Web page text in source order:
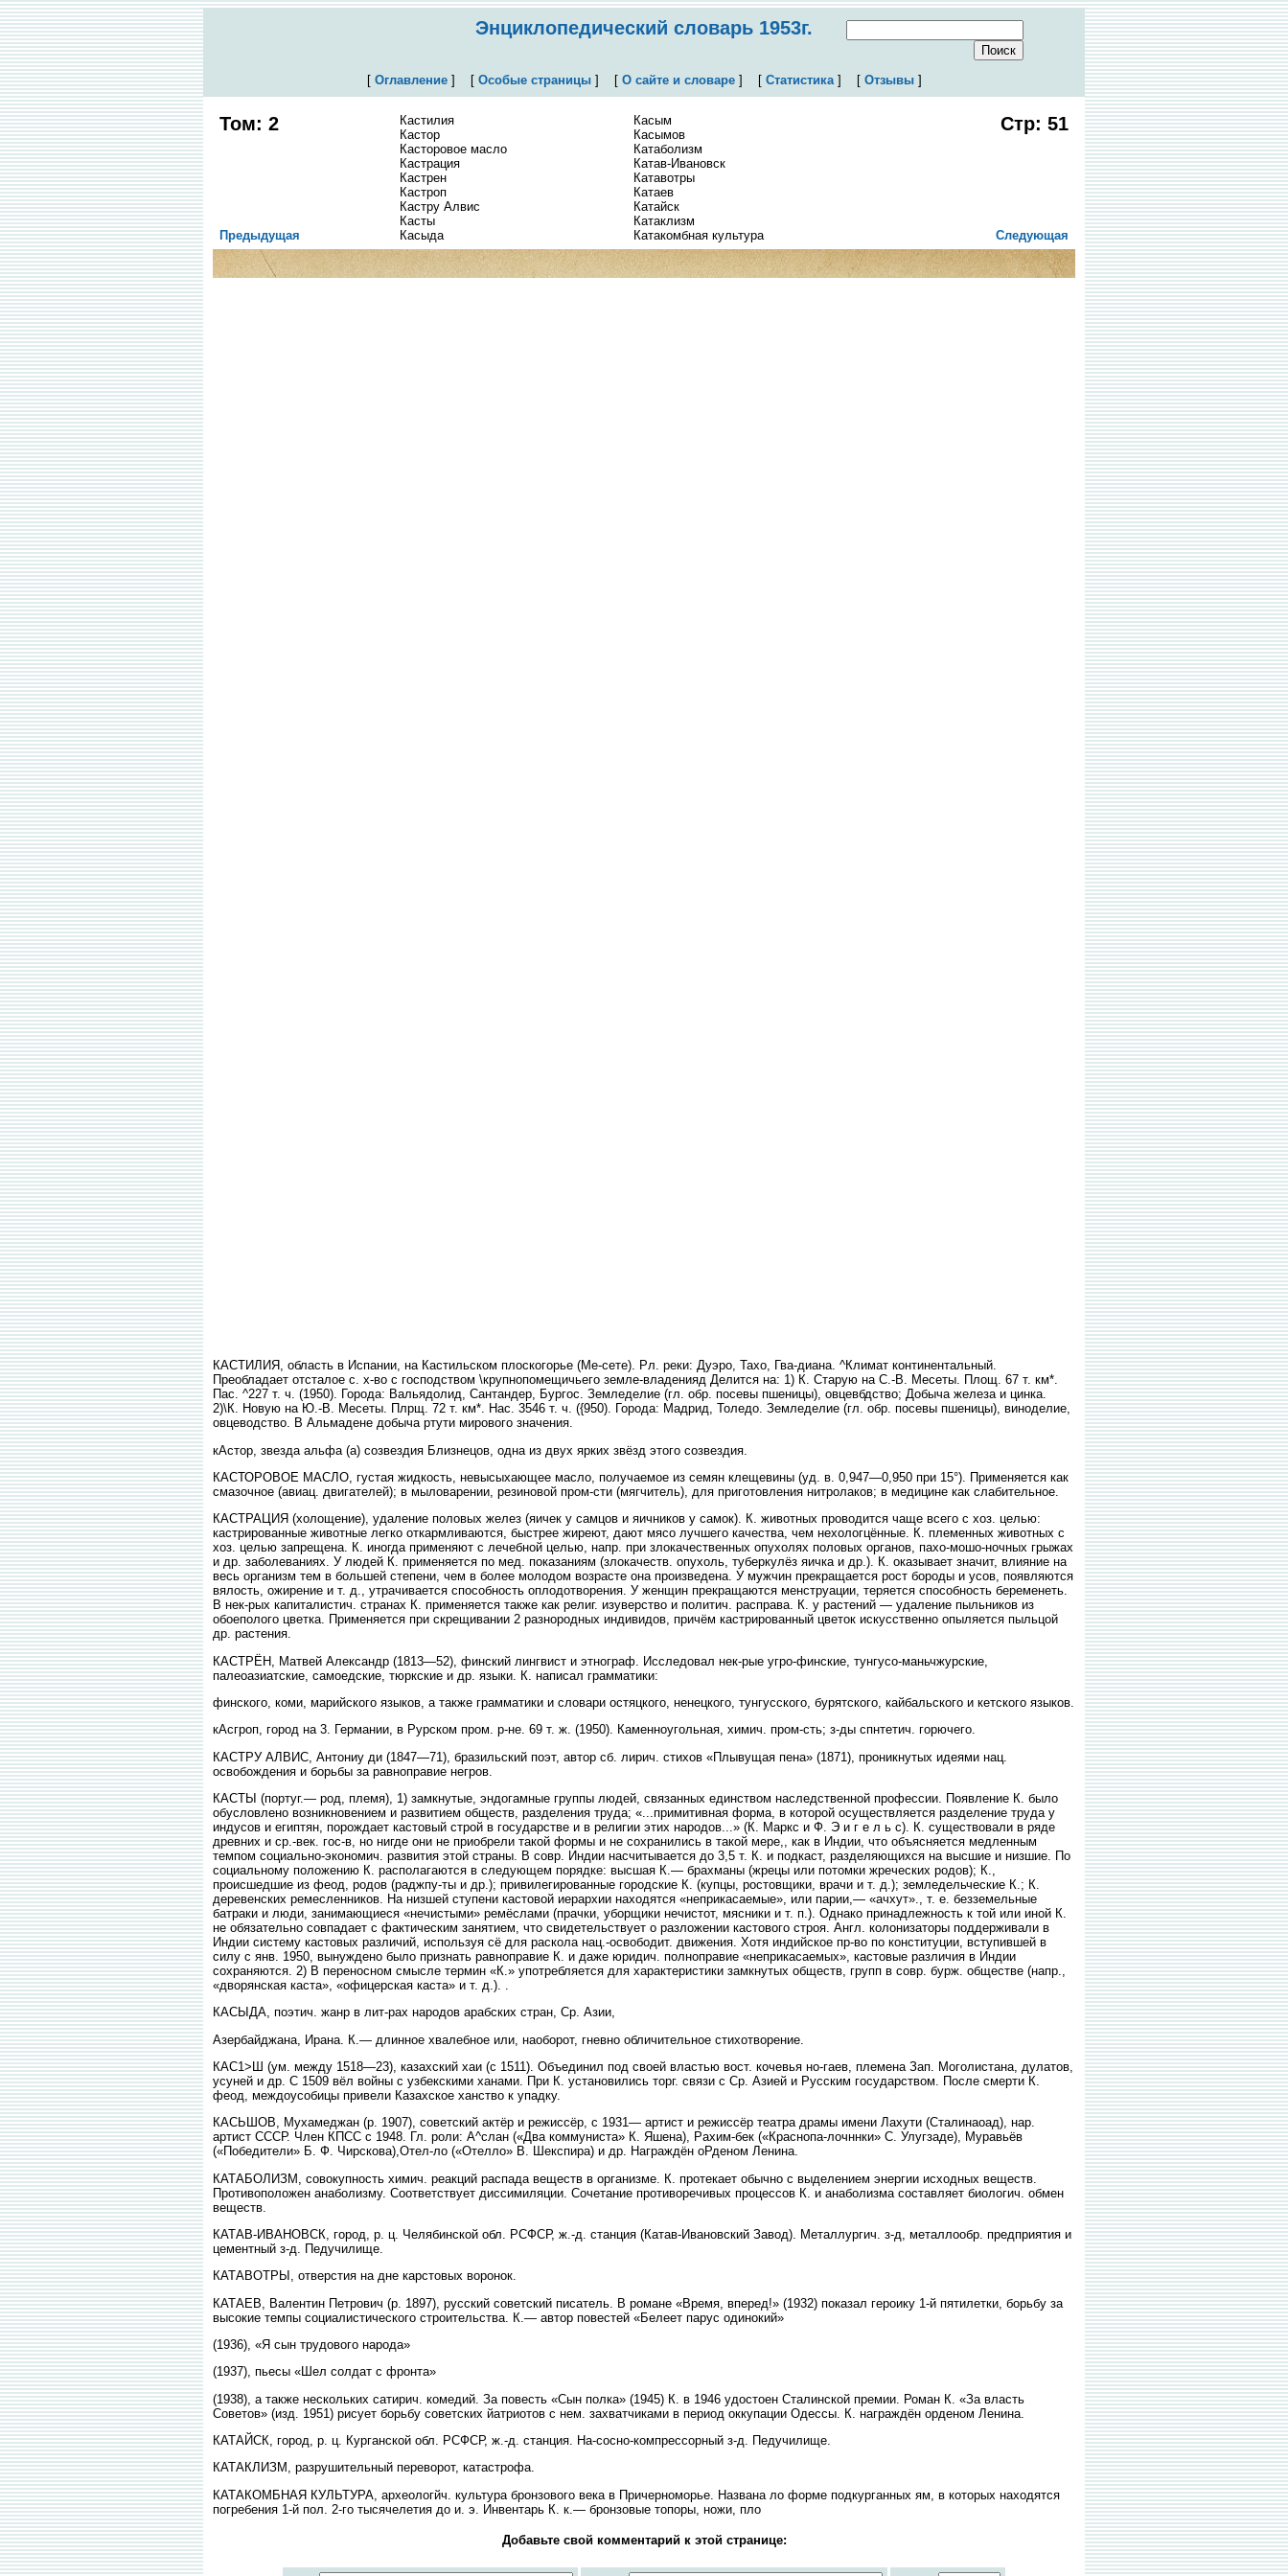
Энциклопедический словарь 1953г.
[ Оглавление] [ Особые страницы] [ О сайте и словаре] [ Статистика] [ Отзывы]
Том: 2
Кастилия
Кастор
Касторовое масло
Кастрация
Кастрен
Кастроп
Кастру Алвис
Касты
Касыда
Касым
Касымов
Катаболизм
Катав-Ивановск
Катавотры
Катаев
Катайск
Катаклизм
Катакомбная культура
Стр: 51
Предыдущая Следующая
КАСТИЛИЯ, область в Испании, на Кастильском плоскогорье (Ме-сете). Рл. реки: Дуэро, Тахо, Гва-диана. ^Климат континентальный.
Преобладает отсталое с. х-во с господством \крупнопомещичьего земле-владенияд Делится на: 1) К. Старую на С.-В. Месеты. Площ. 67 т. км*.
Пас. ^227 т. ч. (1950). Города: Вальядолид, Сантандер, Бургос. Земледелие (гл. обр. посевы пшеницы), овцевбдство; Добыча железа и цинка.
2)\К. Новую на Ю.-В. Месеты. Плрщ. 72 т. км*. Нас. 3546 т. ч. ({950). Города: Мадрид, Толедо. Земледелие (гл. обр. посевы пшеницы), виноделие,
овцеводство. В Альмадене добыча ртути мирового значения.
кАстор, звезда альфа (а) созвездия Близнецов, одна из двух ярких звёзд этого созвездия.
КАСТОРОВОЕ МАСЛО, густая жидкость, невысыхающее масло, получаемое из семян клещевины (уд. в. 0,947—0,950 при 15°). Применяется как
смазочное (авиац. двигателей); в мыловарении, резиновой пром-сти (мягчитель), для приготовления нитролаков; в медицине как слабительное.
КАСТРАЦИЯ (холощение), удаление половых желез (яичек у самцов и яичников у самок). К. животных проводится чаще всего с хоз. целью:
кастрированные животные легко откармливаются, быстрее жиреют, дают мясо лучшего качества, чем нехологцённые. К. племенных животных с
хоз. целью запрещена. К. иногда применяют с лечебной целью, напр. при злокачественных опухолях половых органов, пахо-мошо-ночных грыжах
и др. заболеваниях. У людей К. применяется по мед. показаниям (злокачеств. опухоль, туберкулёз яичка и др.). К. оказывает значит, влияние на
весь организм тем в большей степени, чем в более молодом возрасте она произведена. У мужчин прекращается рост бороды и усов, появляются
вялость, ожирение и т. д., утрачивается способность оплодотворения. У женщин прекращаются менструации, теряется способность беременеть.
В нек-рых капиталистич. странах К. применяется также как религ. изуверство и политич. расправа. К. у растений — удаление пыльников из
обоеполого цветка. Применяется при скрещивании 2 разнородных индивидов, причём кастрированный цветок искусственно опыляется пыльцой
др. растения.
КАСТРЁН, Матвей Александр (1813—52), финский лингвист и этнограф. Исследовал нек-рые угро-финские, тунгусо-маньчжурские,
палеоазиатские, самоедские, тюркские и др. языки. К. написал грамматики:
финского, коми, марийского языков, а также грамматики и словари остяцкого, ненецкого, тунгусского, бурятского, кайбальского и кетского языков.
кАсгроп, город на 3. Германии, в Рурском пром. р-не. 69 т. ж. (1950). Каменноугольная, химич. пром-сть; з-ды спнтетич. горючего.
КАСТРУ АЛВИС, Антониу ди (1847—71), бразильский поэт, автор сб. лирич. стихов «Плывущая пена» (1871), проникнутых идеями нац.
освобождения и борьбы за равноправие негров.
КАСТЫ (португ.— род, племя), 1) замкнутые, эндогамные группы людей, связанных единством наследственной профессии. Появление К. было
обусловлено возникновением и развитием обществ, разделения труда; «...примитивная форма, в которой осуществляется разделение труда у
индусов и египтян, порождает кастовый строй в государстве и в религии этих народов...» (К. Маркс и Ф. Э и г е л ь с). К. существовали в ряде
древних и ср.-век. гос-в, но нигде они не приобрели такой формы и не сохранились в такой мере,, как в Индии, что объясняется медленным
темпом социально-экономич. развития этой страны. В совр. Индии насчитывается до 3,5 т. К. и подкаст, разделяющихся на высшие и низшие. По
социальному положению К. располагаются в следующем порядке: высшая К.— брахманы (жрецы или потомки жреческих родов); К.,
происшедшие из феод, родов (раджпу-ты и др.); привилегированные городские К. (купцы, ростовщики, врачи и т. д.); земледельческие К.; К.
деревенских ремесленников. На низшей ступени кастовой иерархии находятся «неприкасаемые», или парии,— «ачхут»., т. е. безземельные
батраки и люди, занимающиеся «нечистыми» ремёслами (прачки, уборщики нечистот, мясники и т. п.). Однако принадлежность к той или иной К.
не обязательно совпадает с фактическим занятием, что свидетельствует о разложении кастового строя. Англ. колонизаторы поддерживали в
Индии систему кастовых различий, используя сё для раскола нац.-освободит. движения. Хотя индийское пр-во по конституции, вступившей в
силу с янв. 1950, вынуждено было признать равноправие К. и даже юридич. полноправие «неприкасаемых», кастовые различия в Индии
сохраняются. 2) В переносном смысле термин «К.» употребляется для характеристики замкнутых обществ, групп в совр. бурж. обществе (напр.,
«дворянская каста», «офицерская каста» и т. д.). .
КАСЫДА, поэтич. жанр в лит-рах народов арабских стран, Ср. Азии,
Азербайджана, Ирана. К.— длинное хвалебное или, наоборот, гневно обличительное стихотворение.
КАС1>Ш (ум. между 1518—23), казахский хаи (с 1511). Объединил под своей властью вост. кочевья но-гаев, племена Зап. Моголистана, дулатов,
усуней и др. С 1509 вёл войны с узбекскими ханами. При К. установились торг. связи с Ср. Азией и Русским государством. После смерти К.
феод, междоусобицы привели Казахское ханство к упадку.
КАСЬШОВ, Мухамеджан (р. 1907), советский актёр и режиссёр, с 1931— артист и режиссёр театра драмы имени Лахути (Сталинаоад), нар.
артист СССР. Член КПСС с 1948. Гл. роли: А^слан («Два коммуниста» К. Яшена), Рахим-бек («Краснопа-лочннки» С. Улугзаде), Муравьёв
(«Победители» Б. Ф. Чирскова),Отел-ло («Отелло» В. Шекспира) и др. Награждён оРденом Ленина.
КАТАБОЛИЗМ, совокупность химич. реакций распада веществ в организме. К. протекает обычно с выделением энергии исходных веществ.
Противоположен анаболизму. Соответствует диссимиляции. Сочетание противоречивых процессов К. и анаболизма составляет биологич. обмен
веществ.
КАТАВ-ИВАНОВСК, город, р. ц. Челябинской обл. РСФСР, ж.-д. станция (Катав-Ивановский Завод). Металлургич. з-д, металлообр. предприятия и
цементный з-д. Педучилище.
КАТАВОТРЫ, отверстия на дне карстовых воронок.
КАТАЕВ, Валентин Петрович (р. 1897), русский советский писатель. В романе «Время, вперед!» (1932) показал героику 1-й пятилетки, борьбу за
высокие темпы социалистического строительства. К.— автор повестей «Белеет парус одинокий»
(1936), «Я сын трудового народа»
(1937), пьесы «Шел солдат с фронта»
(1938), а также нескольких сатирич. комедий. За повесть «Сын полка» (1945) К. в 1946 удостоен Сталинской премии. Роман К. «За власть
Советов» (изд. 1951) рисует борьбу советских йатриотов с нем. захватчиками в период оккупации Одессы. К. награждён орденом Ленина.
КАТАЙСК, город, р. ц. Курганской обл. РСФСР, ж.-д. станция. На-сосно-компрессорный з-д. Педучилище.
КАТАКЛИЗМ, разрушительный переворот, катастрофа.
КАТАКОМБНАЯ КУЛЬТУРА, археологйч. культура бронзового века в Причерноморье. Названа ло форме подкурганных ям, в которых находятся
погребения 1-й пол. 2-го тысячелетия до и. э. Инвентарь К. к.— бронзовые топоры, ножи, пло
Добавьте свой комментарий к этой странице: